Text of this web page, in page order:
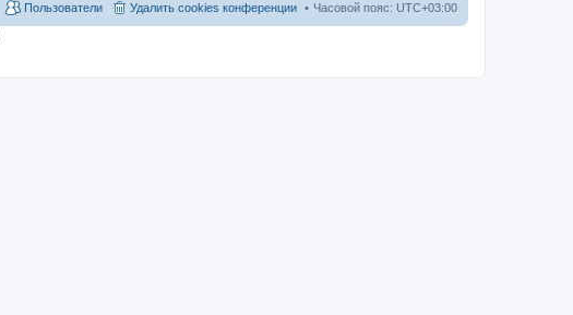
Часовой пояс: UTC+03:00
Удалить cookies конференции
Пользователи